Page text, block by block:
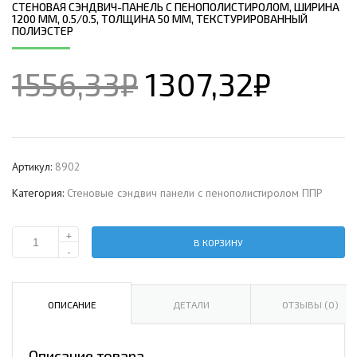
СТЕНОВАЯ СЭНДВИЧ-ПАНЕЛЬ С ПЕНОПОЛИСТИРОЛОМ, ШИРИНА
1200 ММ, 0.5/0.5, ТОЛЩИНА 50 ММ, ТЕКСТУРИРОВАННЫЙ
ПОЛИЭСТЕР
1556,33₽ 1307,32₽
Артикул: 8902
Категория: Стеновые сэндвич панели с пенополистиролом ППР
Количество
сэндвич-
+
-
В КОРЗИНУ
ОПИСАНИЕ ДЕТАЛИ ОТЗЫВЫ (0)